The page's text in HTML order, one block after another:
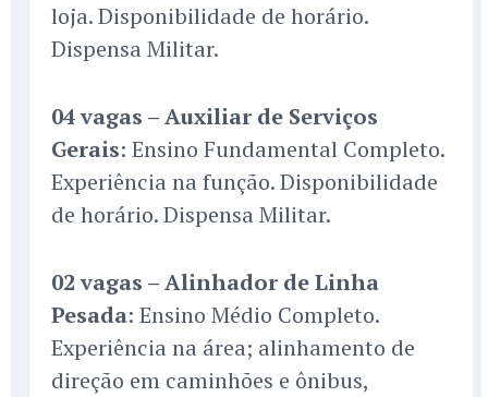
loja. Disponibilidade de horário.
Dispensa Militar.
04 vagas – Auxiliar de Serviços
Gerais: Ensino Fundamental Completo.
Experiência na função. Disponibilidade
de horário. Dispensa Militar.
02 vagas – Alinhador de Linha
Pesada: Ensino Médio Completo.
Experiência na área; alinhamento de
direção em caminhões e ônibus,